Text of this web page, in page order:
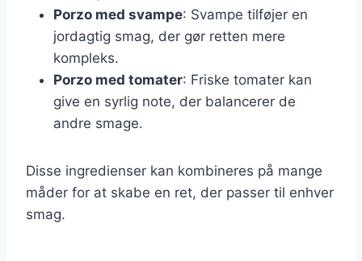
Porzo med svampe: Svampe tilføjer en
jordagtig smag, der gør retten mere
kompleks.
Porzo med tomater: Friske tomater kan
give en syrlig note, der balancerer de
andre smage.
Disse ingredienser kan kombineres på mange
måder for at skabe en ret, der passer til enhver
smag.